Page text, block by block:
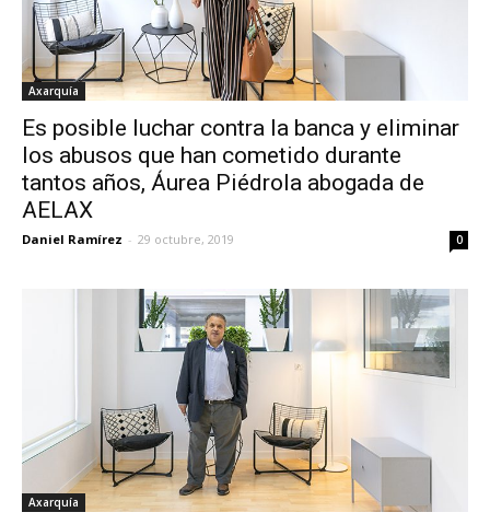
Axarquía
Es posible luchar contra la banca y eliminar
los abusos que han cometido durante
tantos años, Áurea Piédrola abogada de
AELAX
Daniel Ramírez - 29 octubre, 2019 0
Axarquía